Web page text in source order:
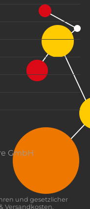
GmbH
und gesetzlicher
Versandkosten.